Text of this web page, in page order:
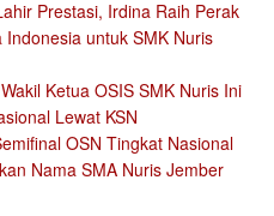
Prestasi, Irdina Raih Perak
Indonesia untuk SMK Nuris
Ketua OSIS SMK Nuris Ini
Lewat KSN
OSN Tingkat Nasional
Nama SMA Nuris Jember